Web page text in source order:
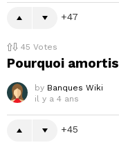
47
45 Votes
Pourquoi
by Banques Wiki
il y a 4 ans
45